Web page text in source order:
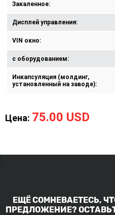
Закаленное:
Дисплей управления:
VIN окно:
с оборудованием:
Инкапсуляция (молдинг,
установленный на заводе):
Цена: 75.00 USD
ЕЩЁ СОМНЕВАЕТЕСЬ,
ПРЕДЛОЖЕНИЕ?